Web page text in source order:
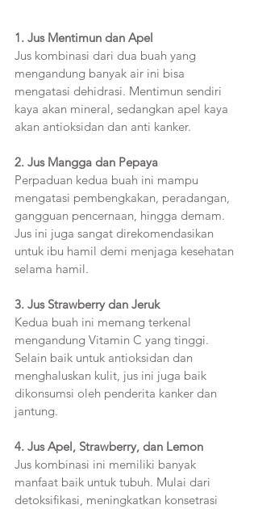
1. Jus Mentimun dan Apel
Jus kombinasi dari dua buah yang
mengandung banyak air ini bisa
mengatasi dehidrasi. Mentimun sendiri
kaya akan mineral, sedangkan apel kaya
akan antioksidan dan anti kanker.
2. Jus Mangga dan Pepaya
Perpaduan kedua buah ini mampu
mengatasi pembengkakan, peradangan,
gangguan pencernaan, hingga demam.
Jus ini juga sangat direkomendasikan
untuk ibu hamil demi menjaga kesehatan
selama hamil.
3. Jus Strawberry dan Jeruk
Kedua buah ini memang terkenal
mengandung Vitamin C yang tinggi.
Selain baik untuk antioksidan dan
menghaluskan kulit, jus ini juga baik
dikonsumsi oleh penderita kanker dan
jantung.
4. Jus Apel, Strawberry, dan Lemon
Jus kombinasi ini memiliki banyak
manfaat baik untuk tubuh. Mulai dari
detoksifikasi, meningkatkan konsetrasi